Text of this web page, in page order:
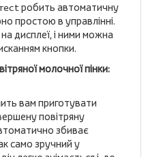
робить автоматичну
простою в управлінні.
дисплеї, і ними можна
кнопки.
молочної пінки:
вам приготувати
повітряну
збиває
само зручний у